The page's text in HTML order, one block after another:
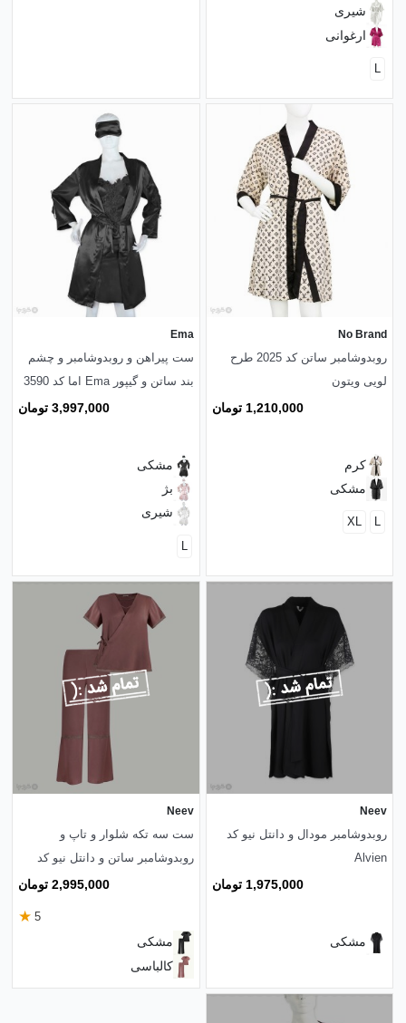
شیری
ارغوانی
No Brand
روبدوشامبر ساتن کد 2025 طرح
لویی ویتون
1,210,000 تومان
کرم
مشکی
L
XL
Ema
ست پیراهن و روبدوشامبر و چشم
بند ساتن و گیپور Ema اما کد 3590
3,997,000 تومان
مشکی
بژ
شیری
L
Neev
روبدوشامبر مودال و دانتل نیو کد
Alvien
1,975,000 تومان
مشکی
Neev
ست سه تکه شلوار و تاپ و
روبدوشامبر ساتن و دانتل نیو کد
2,995,000 تومان
5
★
مشکی
کالباسی